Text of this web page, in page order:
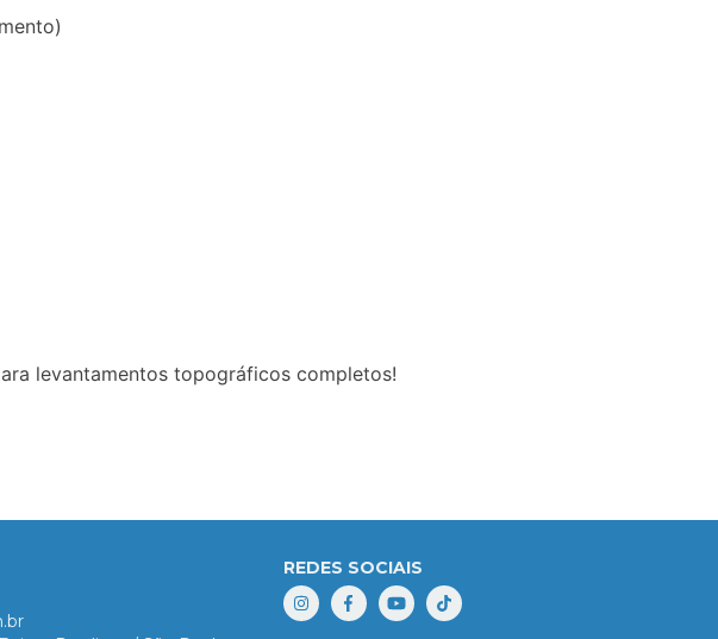
levantamentos topográficos completos!
REDES SOCIAIS